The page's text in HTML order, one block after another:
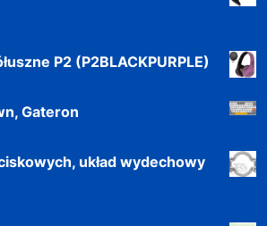
P2 (P2BLACKPURPLE)
Gateron
układ wydechowy